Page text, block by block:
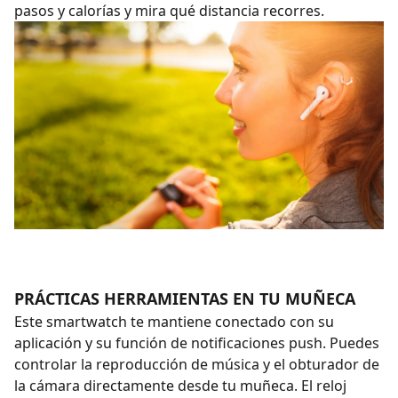
pasos y calorías y mira qué distancia recorres.
PRÁCTICAS HERRAMIENTAS EN TU MUÑECA
Este smartwatch te mantiene conectado con su
aplicación y su función de notificaciones push. Puedes
controlar la reproducción de música y el obturador de
la cámara directamente desde tu muñeca. El reloj